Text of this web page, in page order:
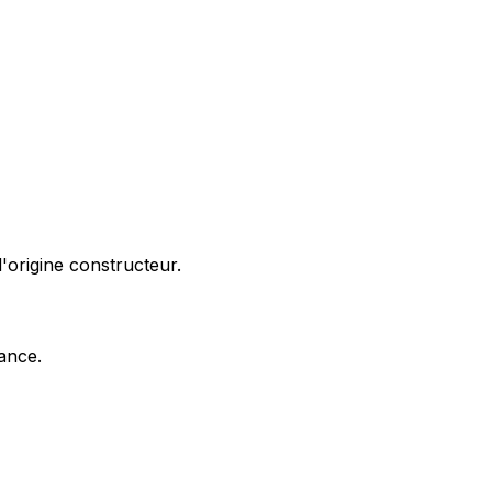
constructeur.